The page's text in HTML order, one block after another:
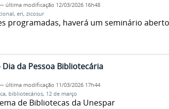
última modificação 12/03/2026 16h48
, eri, zicosur
programadas, haverá um seminário
Dia da Pessoa Bibliotecária
última modificação 11/03/2026 17h44
, bibliotecários, 12 de março
de Bibliotecas da Unespar